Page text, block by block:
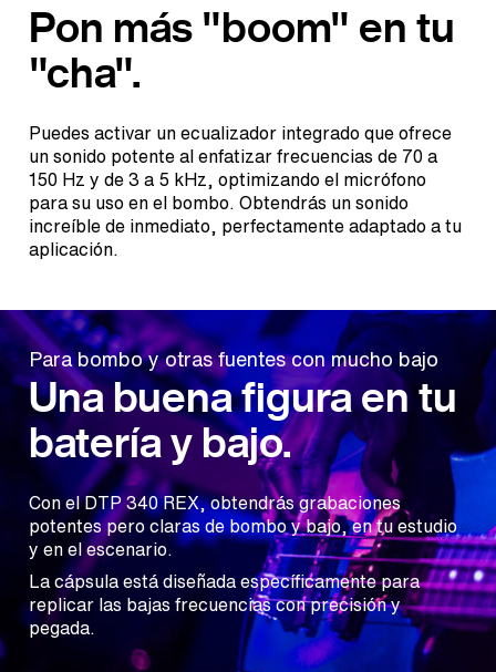
Pon más "boom" en tu
"cha".
Puedes activar un ecualizador integrado que ofrece
un sonido potente al enfatizar frecuencias de 70 a
150 Hz y de 3 a 5 kHz, optimizando el micrófono
para su uso en el bombo. Obtendrás un sonido
increíble de inmediato, perfectamente adaptado a tu
aplicación.
Para bombo y otras fuentes con mucho bajo
Una buena figura en tu
batería y bajo.
Con el DTP 340 REX, obtendrás grabaciones
potentes pero claras de bombo y bajo, en tu estudio
y en el escenario.
La cápsula está diseñada específicamente para
replicar las bajas frecuencias con precisión y
pegada.